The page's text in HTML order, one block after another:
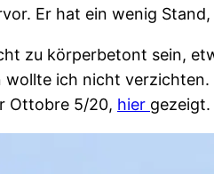
Er hat ein wenig
zu körperbetont sein,
ich nicht
Ottobre 5/20, hier gezeigt.